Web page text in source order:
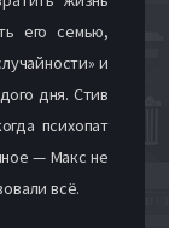
его семью,
и
дня. Стив
психопат
— Макс не
всё.